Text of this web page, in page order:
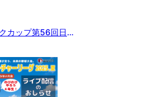
カップ第56回日本
予選 C代表決定🏆